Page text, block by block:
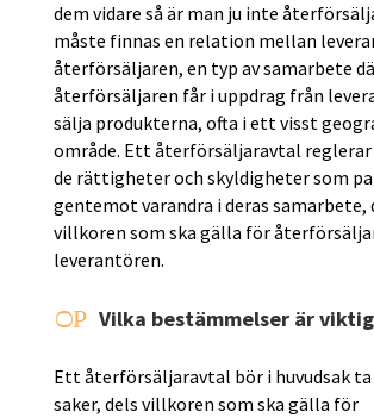
dem vidare så är man ju inte
måste finnas en relation mellan
återförsäljaren, en typ av samarbete
återförsäljaren får i uppdrag från
sälja produkterna, ofta i ett visst
område. Ett återförsäljaravtal reglerar
de rättigheter och skyldigheter som
gentemot varandra i deras samarbete,
villkoren som ska gälla för
leverantören.
OP Vilka bestämmelser är
Ett återförsäljaravtal bör i huvudsak
saker, dels villkoren som ska gälla för